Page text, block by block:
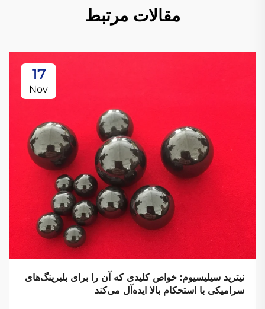
مقالات مرتبط
17
Nov
نیترید سیلیسیوم: خواص کلیدی که آن را برای بلبرینگ‌های
سرامیکی با استحکام بالا ایده‌آل می‌کند